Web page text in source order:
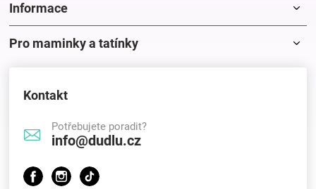
Informace
Pro maminky a tatínky
Kontakt
Potřebujete poradit?
info@dudlu.cz